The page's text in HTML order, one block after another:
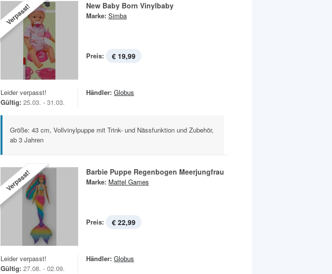
Verpasst! New Baby Born Vinylbaby
Marke: Simba
Preis: € 19,99
Leider verpasst!
Gültig: 25.03. - 31.03.
Händler: Globus
Größe: 43 cm, Vollvinylpuppe mit Trink- und Nässfunktion und Zubehör,
ab 3 Jahren
Verpasst! Barbie Puppe Regenbogen Meerjungfrau
Marke: Mattel Games
Preis: € 22,99
Leider verpasst!
Gültig: 27.08. - 02.09.
Händler: Globus